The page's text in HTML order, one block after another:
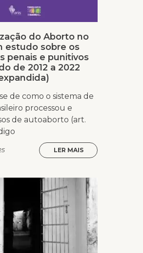
do Aborto no
estudo sobre os
penais e punitivos
de 2012 a 2022
de como o sistema de
processou e
de autoaborto (art.
LER MAIS